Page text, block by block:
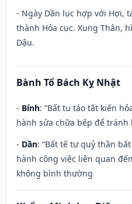
- Ngày Dần lục hợp với Hợi,
thành Hỏa cục. Xung Thân,
Dậu.
Bành Tổ Bách Kỵ Nhật
- Bính: “Bất tu táo tất kiến
hành sửa chữa bếp để tránh
- Dần: “Bất tế tự quỷ thần
hành công việc liên quan
không bình thường